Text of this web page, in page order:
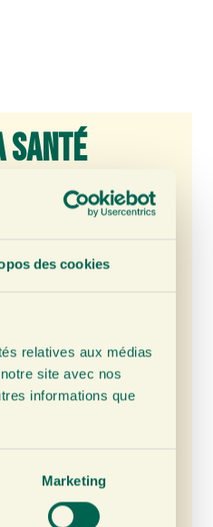
des cookies
relatives aux médias
site avec nos
informations que
Marketing
santé
grasse dont
les
peut aussi y remédier.